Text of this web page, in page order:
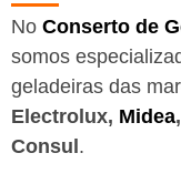
No Conserto de
somos
geladeiras das
Electrolux, Midea,
Consul .